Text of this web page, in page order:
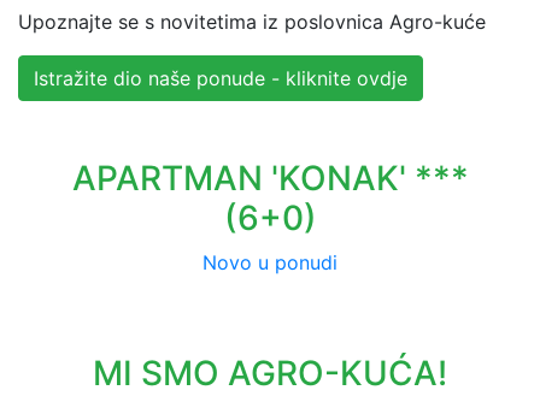
Upoznajte se s novitetima iz poslovnica Agro-kuće
Istražite dio naše ponude - kliknite ovdje
APARTMAN 'KONAK' ***
(6+0)
Novo u ponudi
MI SMO AGRO-KUĆA!